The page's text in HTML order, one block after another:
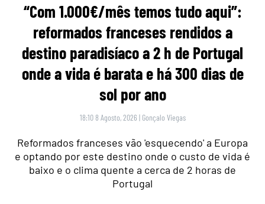
“Com 1.000€/mês temos tudo aqui”:
reformados franceses rendidos a
destino paradisíaco a 2 h de Portugal
onde a vida é barata e há 300 dias de
sol por ano
18:10 8 Agosto, 2026 | Gonçalo Viegas
Reformados franceses vão 'esquecendo' a Europa
e optando por este destino onde o custo de vida é
baixo e o clima quente a cerca de 2 horas de
Portugal